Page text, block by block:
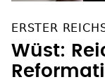
ERSTER
Wüst: